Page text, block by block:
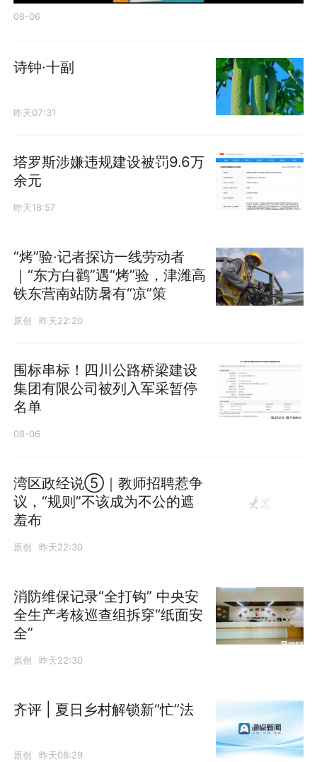
08-06
诗钟·十副
昨天07:31
塔罗斯涉嫌违规建设被罚9.6万
余元
昨天18:57
“烤”验·记者探访一线劳动者
｜“东方白鹳”遇“烤”验，津潍高
铁东营南站防暑有“凉”策
原创 昨天22:20
围标串标！四川公路桥梁建设
集团有限公司被列入军采暂停
名单
08-06
湾区政经说⑤｜教师招聘惹争
议，“规则”不该成为不公的遮
羞布
原创 昨天22:30
消防维保记录“全打钩” 中央安
全生产考核巡查组拆穿“纸面安
全”
原创 昨天22:30
齐评 | 夏日乡村解锁新“忙”法
原创 昨天08:29